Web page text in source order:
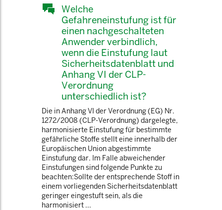
Welche
Gefahreneinstufung ist für
einen nachgeschalteten
Anwender verbindlich,
wenn die Einstufung laut
Sicherheitsdatenblatt und
Anhang VI der CLP-
Verordnung
unterschiedlich ist?
Die in Anhang VI der Verordnung (EG) Nr.
1272/2008 (CLP-Verordnung) dargelegte,
harmonisierte Einstufung für bestimmte
gefährliche Stoffe stellt eine innerhalb der
Europäischen Union abgestimmte
Einstufung dar. Im Falle abweichender
Einstufungen sind folgende Punkte zu
beachten:Sollte der entsprechende Stoff in
einem vorliegenden Sicherheitsdatenblatt
geringer eingestuft sein, als die
harmonisiert ...